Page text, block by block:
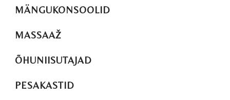
MÄNGUKONSOOLID
MASSAAŽ
ÕHUNIISUTAJAD
PESAKASTID